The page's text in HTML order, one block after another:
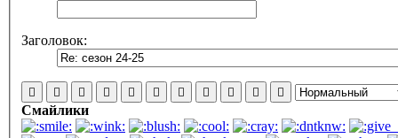
Заголовок:
Смайлики